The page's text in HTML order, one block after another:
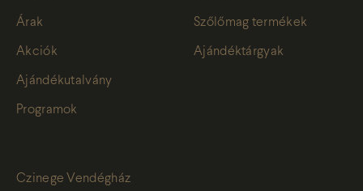
Árak
Akciók
Ajándékutalvány
Programok
Szőlőmag termékek
Ajándéktárgyak
Czinege Vendégház